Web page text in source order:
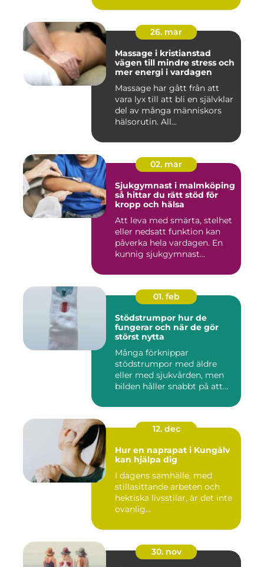
26. mar
Massage i kristianstad
vägen till mindre stress och
mer energi i vardagen
Massage har gått från att
vara lyx till att bli en självklar
del av många människors
hälsorutin. All...
02. mar
Sjukgymnast i malmköping
så hittar du rätt stöd för
kropp och hälsa
Att leva med smärta, stelhet
eller nedsatt funktion kan
påverka hela vardagen. En
kunnig sjukgymnast...
01. feb
Stödstrumpor hur de
fungerar och när de gör
störst nytta
Många förknippar
stödstrumpor med äldre
eller med sjukvården, men
bilden håller snabbt på att
12. dec
Hur en naprapat i Kungälv
kan hjälpa dig
I dagens samhälle, med
stillasittande arbeten och
hektiska livsstilar, är det inte
ovanlig...
30. nov